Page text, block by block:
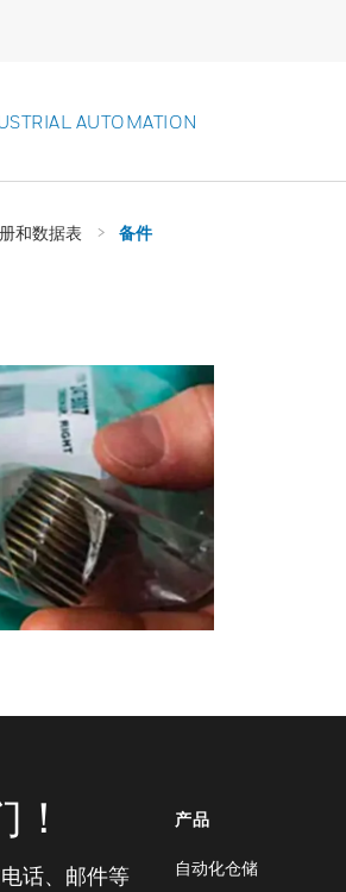
AUTOMATION
和数据表 备件
话、邮件等
产品
自动化仓储